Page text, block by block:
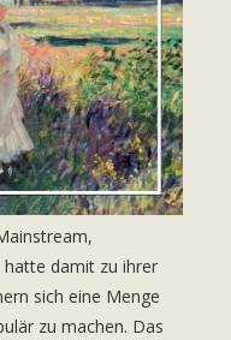
damit zu ihrer
sich eine Menge
zu machen. Das